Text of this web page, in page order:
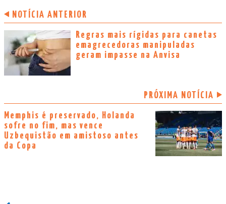
NOTÍCIA ANTERIOR
Regras mais rígidas para canetas
emagrecedoras manipuladas
geram impasse na Anvisa
PRÓXIMA NOTÍCIA
Memphis é preservado, Holanda
sofre no fim, mas vence
Uzbequistão em amistoso antes
da Copa